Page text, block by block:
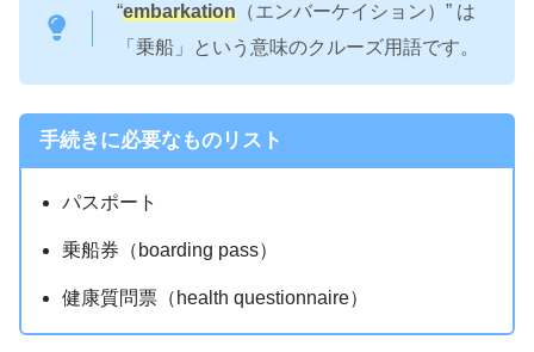
“embarkation （エンバーケイション）” は
「乗船」という意味のクルーズ用語です。
手続きに必要なものリスト
パスポート
乗船券（boarding pass）
健康質問票（health questionnaire）